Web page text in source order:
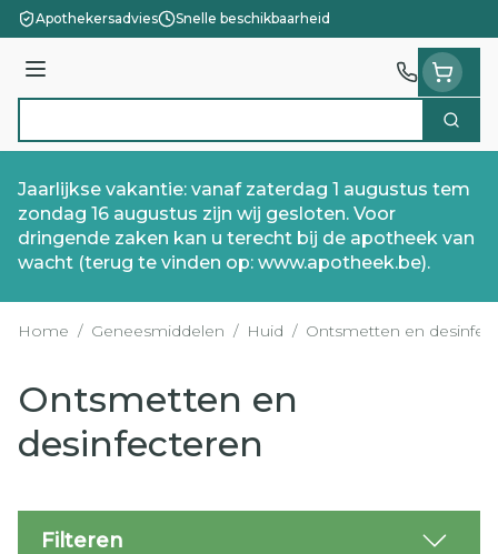
Ga naar de inhoud
Apothekersadvies Snelle beschikbaarheid
Menu
Zoek
Jaarlijkse vakantie: vanaf zaterdag 1 augustus tem
zondag 16 augustus zijn wij gesloten. Voor
dringende zaken kan u terecht bij de apotheek van
wacht (terug te vinden op: www.apotheek.be).
Home / Geneesmiddelen / Huid / Ontsmetten en
Ontsmetten en
desinfecteren
Filteren